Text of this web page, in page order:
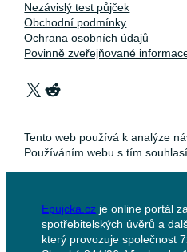
Nezávislý test půjček
Obchodní podmínky
Ochrana osobních údajů
Povinně zveřejňované
X Reddit
Tento web používá k analýze
Používáním webu s tím
Epujcka.cz je online portál
spotřebitelských úvěrů a
který provozuje společnost